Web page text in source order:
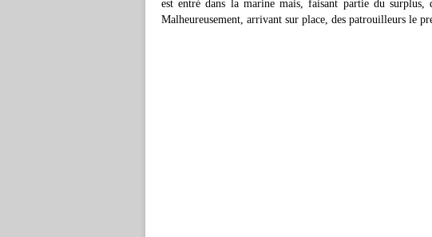
est entré dans la marine mais, faisant partie du
Malheureusement, arrivant sur place, des patrouilleurs le